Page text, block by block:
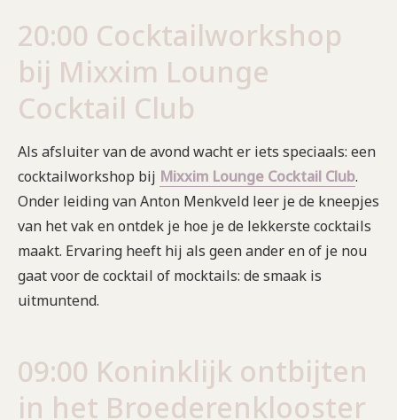
20:00 Cocktailworkshop
bij Mixxim Lounge
Cocktail Club
Als afsluiter van de avond wacht er iets speciaals: een
cocktailworkshop bij Mixxim Lounge Cocktail Club.
Onder leiding van Anton Menkveld leer je de kneepjes
van het vak en ontdek je hoe je de lekkerste cocktails
maakt. Ervaring heeft hij als geen ander en of je nou
gaat voor de cocktail of mocktails: de smaak is
uitmuntend.
09:00 Koninklijk ontbijten
in het Broederenklooster